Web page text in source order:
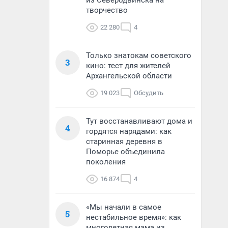
творчество
22 280 4
3
Только знатокам советского
кино: тест для жителей
Архангельской области
19 023 Обсудить
4
Тут восстанавливают дома и
гордятся нарядами: как
старинная деревня в
Поморье объединила
поколения
16 874 4
5
«Мы начали в самое
нестабильное время»: как